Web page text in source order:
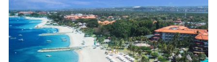
その他24時間可能な軽食や夜食
アフタヌーンティーのサービス
飲み物
インポートブランド（外国産）の飲み物